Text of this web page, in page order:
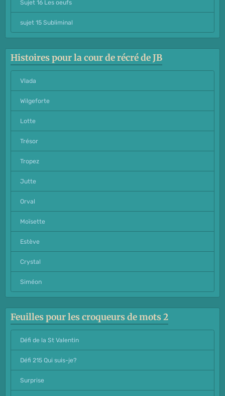
Sujet 16 Les oeufs
sujet 15 Subliminal
Histoires pour la cour de récré de JB
Vlada
Wilgeforte
Lotte
Trésor
Tropez
Jutte
Orval
Moïsette
Estève
Crystal
Siméon
Feuilles pour les croqueurs de mots 2
Défi de la St Valentin
Défi 215 Qui suis-je?
Surprise